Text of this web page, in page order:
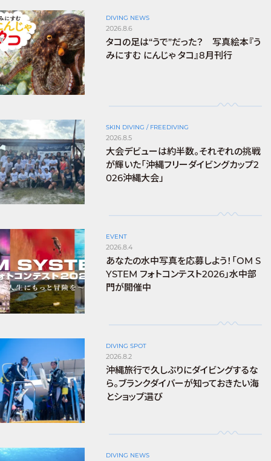
DIVING NEWS
2026.8.6
タコの足は“うで”だった？ 写真絵本『う
みにすむ にんじゃ タコ』8月刊行
SKIN DIVING / FREEDIVING
2026.8.5
大会デビューは約半数。それぞれの挑戦
が輝いた「沖縄フリーダイビングカップ2
026沖縄大会」
EVENT
2026.8.4
あなたの水中写真を応募しよう！「OM S
YSTEM フォトコンテスト2026」水中部
門が開催中
DIVING SPOT
2026.8.2
沖縄旅行で久しぶりにダイビングするな
ら。ブランクダイバーが知っておきたい海
とショップ選び
DIVING NEWS